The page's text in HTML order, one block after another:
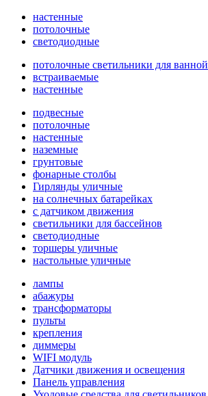
настенные
потолочные
светодиодные
потолочные светильники для ванной
встраиваемые
настенные
подвесные
потолочные
настенные
наземные
грунтовые
фонарные столбы
Гирлянды уличные
на солнечных батарейках
с датчиком движения
светильники для бассейнов
светодиодные
торшеры уличные
настольные уличные
лампы
абажуры
трансформаторы
пульты
крепления
диммеры
WIFI модуль
Датчики движения и освещения
Панель управления